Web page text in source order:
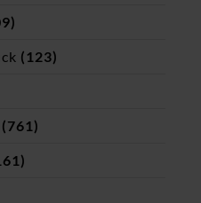
(123)
(761)